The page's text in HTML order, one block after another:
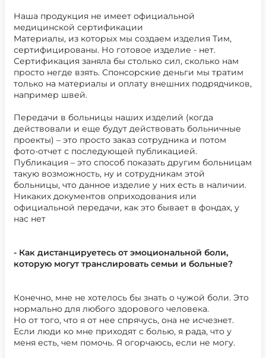
Наша продукция не имеет официальной
медицинской сертификации
Материалы, из которых мы создаем изделия Тим,
сертифицированы. Но готовое изделие - нет.
Сертификация заняла бы столько сил, сколько нам
просто негде взять. Спонсорские деньги мы тратим
только на материалы и оплату внешних подрядчиков,
например швей.
Передачи в больницы наших изделий (когда
действовали и еще будут действовать больничные
проекты) – это просто заказ сотрудника и потом
фото-отчет с последующей публикацией.
Публикация – это способ показать другим больницам
такую возможность, ну и сотрудникам этой
больницы, что данное изделие у них есть в наличии.
Никаких документов оприходования или
официальной передачи, как это бывает в фондах, у
нас нет
- Как дистанцируетесь от эмоциональной боли,
которую могут транслировать семьи и больные?
Конечно, мне не хотелось бы знать о чужой боли. Это
нормально для любого здорового человека.
Но от того, что я от нее спрячусь, она не исчезнет.
Если люди ко мне приходят с болью, я рада, что у
меня есть, чем помочь. Я огорчаюсь, если не могу.